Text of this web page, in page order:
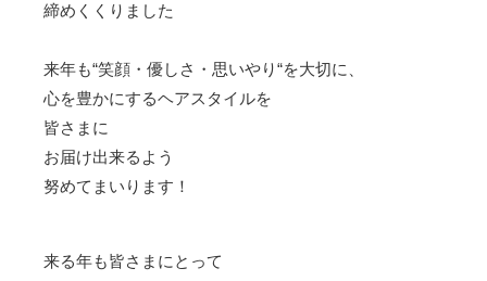
締めくくりました
来年も“笑顔・優しさ・思いやり“を大切に、
心を豊かにするヘアスタイルを
皆さまに
お届け出来るよう
努めてまいります！
来る年も皆さまにとって